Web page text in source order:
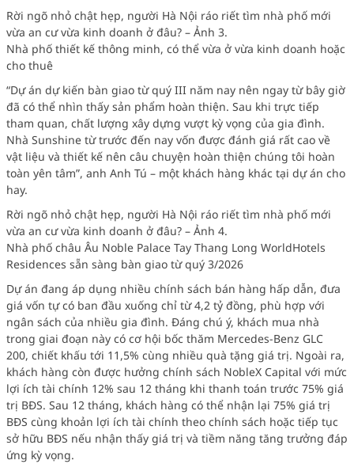
Rời ngõ nhỏ chật hẹp, người Hà Nội ráo riết tìm nhà phố mới
vừa an cư vừa kinh doanh ở đâu? – Ảnh 3.
Nhà phố thiết kế thông minh, có thể vừa ở vừa kinh doanh hoặc
cho thuê
“Dự án dự kiến bàn giao từ quý III năm nay nên ngay từ bây giờ
đã có thể nhìn thấy sản phẩm hoàn thiện. Sau khi trực tiếp
tham quan, chất lượng xây dựng vượt kỳ vọng của gia đình.
Nhà Sunshine từ trước đến nay vốn được đánh giá rất cao về
vật liệu và thiết kế nên câu chuyện hoàn thiện chúng tôi hoàn
toàn yên tâm”, anh Anh Tú – một khách hàng khác tại dự án cho
hay.
Rời ngõ nhỏ chật hẹp, người Hà Nội ráo riết tìm nhà phố mới
vừa an cư vừa kinh doanh ở đâu? – Ảnh 4.
Nhà phố châu Âu Noble Palace Tay Thang Long WorldHotels
Residences sẵn sàng bàn giao từ quý 3/2026
Dự án đang áp dụng nhiều chính sách bán hàng hấp dẫn, đưa
giá vốn tự có ban đầu xuống chỉ từ 4,2 tỷ đồng, phù hợp với
ngân sách của nhiều gia đình. Đáng chú ý, khách mua nhà
trong giai đoạn này có cơ hội bốc thăm Mercedes-Benz GLC
200, chiết khấu tới 11,5% cùng nhiều quà tặng giá trị. Ngoài ra,
khách hàng còn được hưởng chính sách NobleX Capital với mức
lợi ích tài chính 12% sau 12 tháng khi thanh toán trước 75% giá
trị BĐS. Sau 12 tháng, khách hàng có thể nhận lại 75% giá trị
BĐS cùng khoản lợi ích tài chính theo chính sách hoặc tiếp tục
sở hữu BĐS nếu nhận thấy giá trị và tiềm năng tăng trưởng đáp
ứng kỳ vọng.